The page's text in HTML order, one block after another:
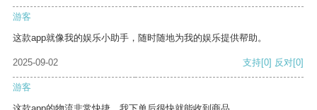
游客
这款app就像我的娱乐小助手，随时随地为我的娱乐提供帮助。
2025-09-02 支持[0] 反对[0]
游客